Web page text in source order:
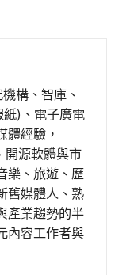
構、智庫、
)、電子廣電
體經驗，
開源軟體與市
樂、旅遊、歷
舊媒體人、熟
產業趨勢的半
內容工作者與